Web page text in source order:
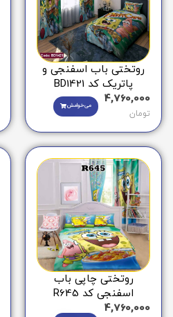
روتختی باب اسفنجی و
پاتریک کد BD1421
4,760,000
تومان
می‌خوامش
روتختی چاپی باب
اسفنجی کد R645
4,760,000